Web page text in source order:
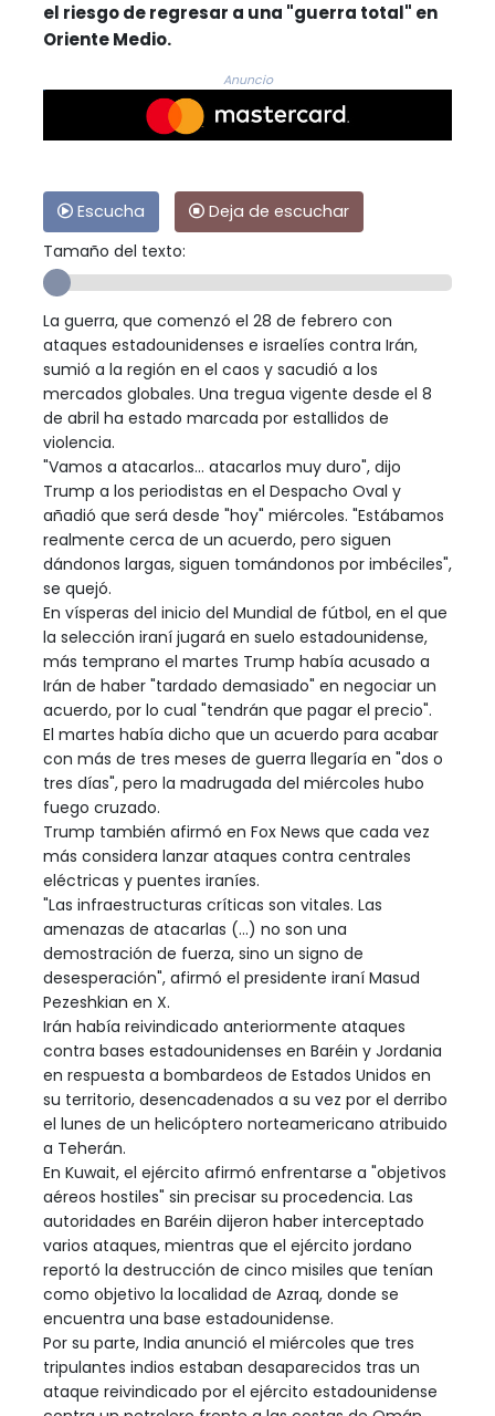
el riesgo de regresar a una "guerra total" en
Oriente Medio.
Anuncio
Escucha
Deja de escuchar
Tamaño del texto:
La guerra, que comenzó el 28 de febrero con
ataques estadounidenses e israelíes contra Irán,
sumió a la región en el caos y sacudió a los
mercados globales. Una tregua vigente desde el 8
de abril ha estado marcada por estallidos de
violencia.
"Vamos a atacarlos... atacarlos muy duro", dijo
Trump a los periodistas en el Despacho Oval y
añadió que será desde "hoy" miércoles. "Estábamos
realmente cerca de un acuerdo, pero siguen
dándonos largas, siguen tomándonos por imbéciles",
se quejó.
En vísperas del inicio del Mundial de fútbol, en el que
la selección iraní jugará en suelo estadounidense,
más temprano el martes Trump había acusado a
Irán de haber "tardado demasiado" en negociar un
acuerdo, por lo cual "tendrán que pagar el precio".
El martes había dicho que un acuerdo para acabar
con más de tres meses de guerra llegaría en "dos o
tres días", pero la madrugada del miércoles hubo
fuego cruzado.
Trump también afirmó en Fox News que cada vez
más considera lanzar ataques contra centrales
eléctricas y puentes iraníes.
"Las infraestructuras críticas son vitales. Las
amenazas de atacarlas (...) no son una
demostración de fuerza, sino un signo de
desesperación", afirmó el presidente iraní Masud
Pezeshkian en X.
Irán había reivindicado anteriormente ataques
contra bases estadounidenses en Baréin y Jordania
en respuesta a bombardeos de Estados Unidos en
su territorio, desencadenados a su vez por el derribo
el lunes de un helicóptero norteamericano atribuido
a Teherán.
En Kuwait, el ejército afirmó enfrentarse a "objetivos
aéreos hostiles" sin precisar su procedencia. Las
autoridades en Baréin dijeron haber interceptado
varios ataques, mientras que el ejército jordano
reportó la destrucción de cinco misiles que tenían
como objetivo la localidad de Azraq, donde se
encuentra una base estadounidense.
Por su parte, India anunció el miércoles que tres
tripulantes indios estaban desaparecidos tras un
ataque reivindicado por el ejército estadounidense